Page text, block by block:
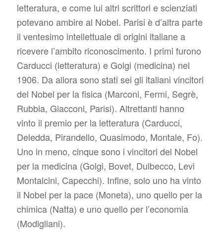
letteratura, e come lui altri scrittori e scienziati
potevano ambire al Nobel. Parisi è d’altra parte
il ventesimo intellettuale di origini italiane a
ricevere l’ambito riconoscimento. I primi furono
Carducci (letteratura) e Golgi (medicina) nel
1906. Da allora sono stati sei gli italiani vincitori
del Nobel per la fisica (Marconi, Fermi, Segrè,
Rubbia, Giacconi, Parisi). Altrettanti hanno
vinto il premio per la letteratura (Carducci,
Deledda, Pirandello, Quasimodo, Montale, Fo).
Uno in meno, cinque sono i vincitori del Nobel
per la medicina (Golgi, Bovet, Dulbecco, Levi
Montalcini, Capecchi). Infine, solo uno ha vinto
il Nobel per la pace (Moneta), uno quello per la
chimica (Natta) e uno quello per l’economia
(Modigliani).